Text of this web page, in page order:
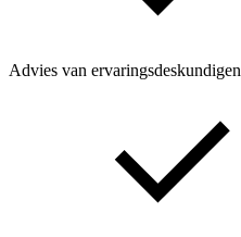
Advies van ervaringsdeskundigen